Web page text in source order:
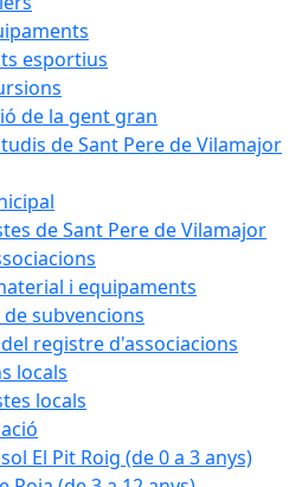
esportius
de la gent gran
de Sant Pere de Vilamajor
de Sant Pere de Vilamajor
i equipaments
subvencions
registre d'associacions
locals
locals
El Pit Roig (de 0 a 3 anys)